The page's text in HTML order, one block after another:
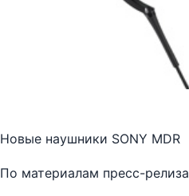
Новые наушники SONY MDR
По материалам пресс-релиза